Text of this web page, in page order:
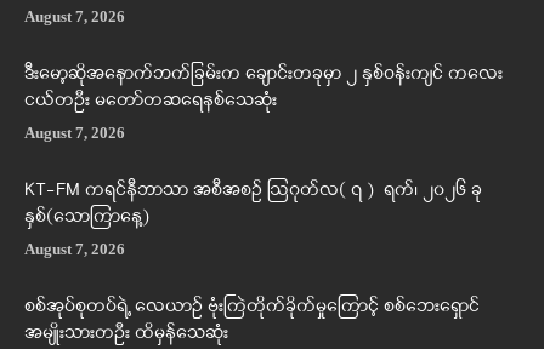
August 7, 2026
ဒီးမော့ဆိုအနောက်ဘက်ခြမ်းက ချောင်းတခုမှာ ၂ နှစ်ဝန်းကျင် ကလေး
ငယ်တဦး မတော်တဆရေနစ်သေဆုံး
August 7, 2026
KT-FM ကရင်နီဘာသာ အစီအစဉ် ဩဂုတ်လ( ၇ ) ရက်၊ ၂၀၂၆ ခု
နှစ်(သောကြာနေ့)
August 7, 2026
စစ်အုပ်စုတပ်ရဲ့ လေယာဉ် ဗုံးကြဲတိုက်ခိုက်မှုကြောင့် စစ်ဘေးရှောင်
အမျိုးသားတဦး ထိမှန်သေဆုံး